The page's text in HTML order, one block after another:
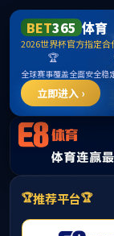
******
中国
请输